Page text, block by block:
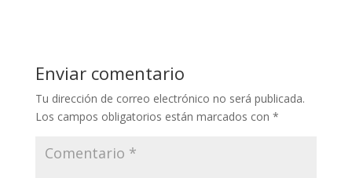
Enviar comentario
Tu dirección de correo electrónico no será publicada.
Los campos obligatorios están marcados con *